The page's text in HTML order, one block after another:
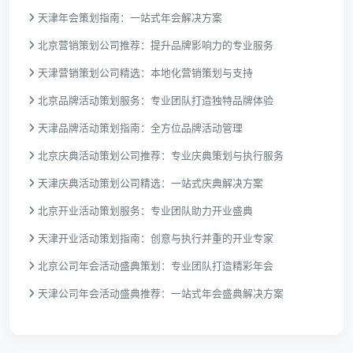
天津年会策划指南：一站式年会解决方案
北京营销策划公司推荐：提升品牌影响力的专业服务
天津营销策划公司精选：本地化营销策划与支持
北京品牌活动策划服务：专业团队打造独特品牌体验
天津品牌活动策划指南：全方位品牌活动管理
北京庆典活动策划公司推荐：专业庆典策划与执行服务
天津庆典活动策划公司精选：一站式庆典解决方案
北京开业活动策划服务：专业团队助力开业盛典
天津开业活动策划指南：创意与执行并重的开业专家
北京公司年会活动盛典策划：专业团队打造精彩年会
天津公司年会活动盛典推荐：一站式年会盛典解决方案